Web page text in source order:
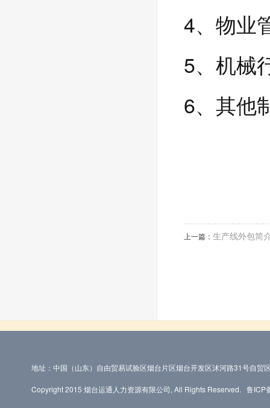
4、物业
5、机械
6、其他
上一篇： 生产线外包简
地址：中国（山东）自由贸易试验区烟台片区烟台开发区沭河路31号自贸
Copyright 2015 烟台运通人力资源有限公司, All Rights Reserved. 鲁ICP